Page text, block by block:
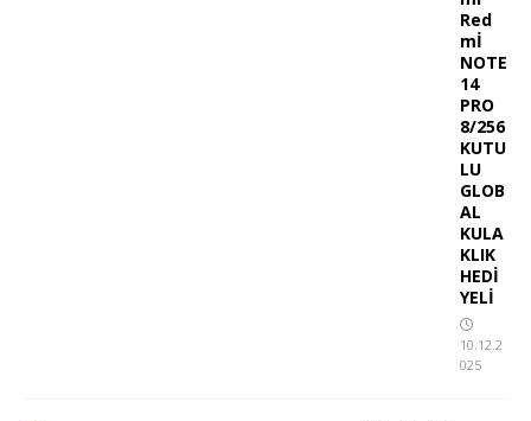
Red
mİ
NOTE
14
PRO
8/256
KUTU
LU
GLOB
AL
KULA
KLIK
HEDİ
YELİ
10.12.2
025